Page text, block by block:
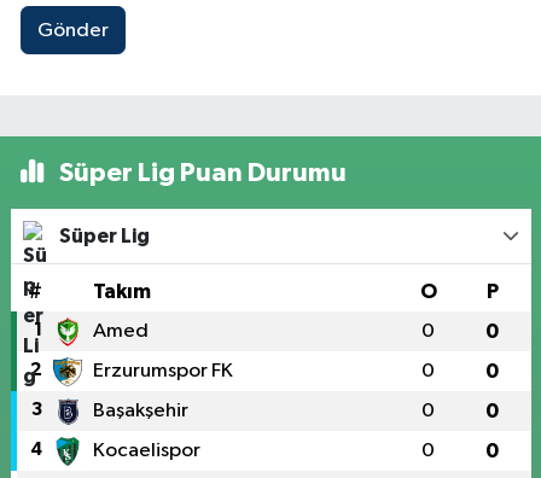
Gönder
Süper Lig Puan Durumu
Süper Lig
# Takım O P
1 Amed 0 0
2 Erzurumspor FK 0 0
3 Başakşehir 0 0
4 Kocaelispor 0 0